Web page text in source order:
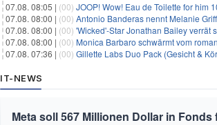
07.08. 08:05 | (00) JOOP! Wow! Eau de Toilette for him
07.08. 08:00 | (00) Antonio Banderas nennt Melanie
07.08. 08:00 | (00) 'Wicked'-Star Jonathan Bailey verrät
07.08. 08:00 | (00) Monica Barbaro schwärmt vom
07.08. 07:36 | (00) Gillette Labs Duo Pack (Gesicht &
IT-NEWS
Meta soll 567 Millionen Dollar in